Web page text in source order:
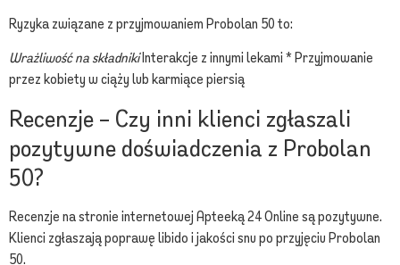
Ryzyka związane z przyjmowaniem Probolan 50 to:
Wrażliwość na składnikiInterakcje z innymi lekami * Przyjmowanie
przez kobiety w ciąży lub karmiące piersią
Recenzje – Czy inni klienci zgłaszali
pozytywne doświadczenia z Probolan
50?
Recenzje na stronie internetowej Apteeką 24 Online są pozytywne.
Klienci zgłaszają poprawę libido i jakości snu po przyjęciu Probolan
50.